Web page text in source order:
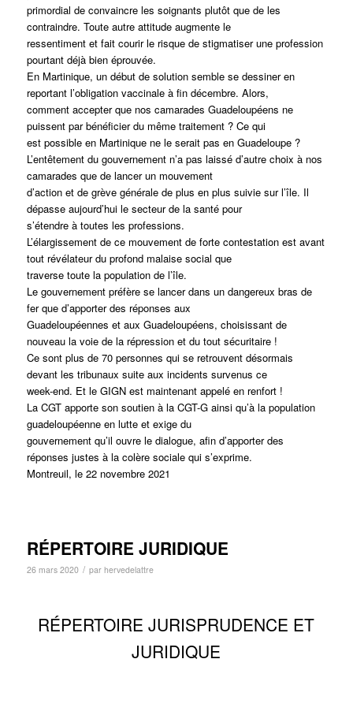
primordial de convaincre les soignants plutôt que de les
contraindre. Toute autre attitude augmente le
ressentiment et fait courir le risque de stigmatiser une profession
pourtant déjà bien éprouvée.
En Martinique, un début de solution semble se dessiner en
reportant l’obligation vaccinale à fin décembre. Alors,
comment accepter que nos camarades Guadeloupéens ne
puissent par bénéficier du même traitement ? Ce qui
est possible en Martinique ne le serait pas en Guadeloupe ?
L’entêtement du gouvernement n’a pas laissé d’autre choix à nos
camarades que de lancer un mouvement
d’action et de grève générale de plus en plus suivie sur l’île. Il
dépasse aujourd’hui le secteur de la santé pour
s’étendre à toutes les professions.
L’élargissement de ce mouvement de forte contestation est avant
tout révélateur du profond malaise social que
traverse toute la population de l’île.
Le gouvernement préfère se lancer dans un dangereux bras de
fer que d’apporter des réponses aux
Guadeloupéennes et aux Guadeloupéens, choisissant de
nouveau la voie de la répression et du tout sécuritaire !
Ce sont plus de 70 personnes qui se retrouvent désormais
devant les tribunaux suite aux incidents survenus ce
week-end. Et le GIGN est maintenant appelé en renfort !
La CGT apporte son soutien à la CGT-G ainsi qu’à la population
guadeloupéenne en lutte et exige du
gouvernement qu’il ouvre le dialogue, afin d’apporter des
réponses justes à la colère sociale qui s’exprime.
Montreuil, le 22 novembre 2021
RÉPERTOIRE JURIDIQUE
26 mars 2020 / par hervedelattre
RÉPERTOIRE JURISPRUDENCE ET
JURIDIQUE